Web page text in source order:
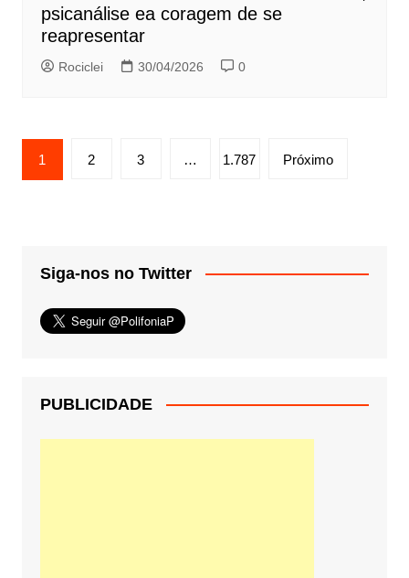
psicanálise ea coragem de se
reapresentar
Rociclei 30/04/2026 0
Paginação
de
1 2 3 … 1.787 Próximo
Siga-nos no Twitter
PUBLICIDADE